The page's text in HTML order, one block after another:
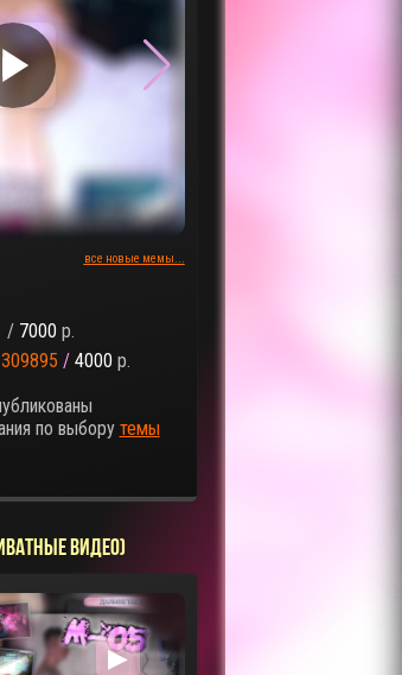
▶
все новые мемы...
/ 7000 р.
309895 / 4000 р.
по выбору темы
ВИДЕО)
▶